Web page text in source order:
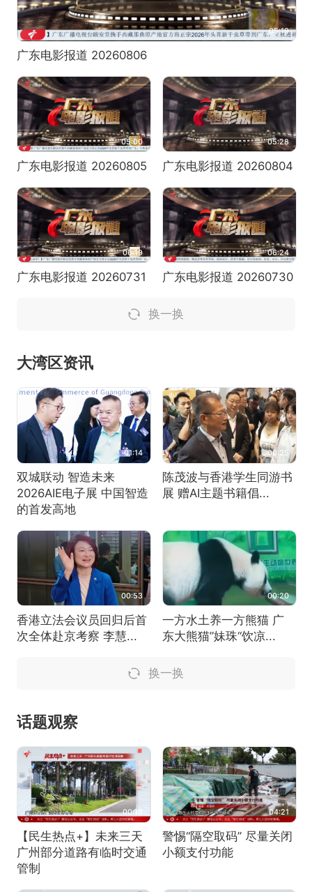
05:19
广东电影报道 20260806
05:00
广东电影报道 20260805
05:28
广东电影报道 20260804
06:19
广东电影报道 20260731
06:24
广东电影报道 20260730
换一换
大湾区资讯
01:14
双城联动 智造未来
2026AIE电子展 中国智造
的首发高地
00:25
陈茂波与香港学生同游书
展 赠AI主题书籍倡...
00:53
香港立法会议员回归后首
次全体赴京考察 李慧...
00:20
一方水土养一方熊猫 广
东大熊猫”妹珠“饮凉...
换一换
话题观察
00:18
【民生热点+】未来三天
广州部分道路有临时交通
管制
04:21
警惕“隔空取码” 尽量关闭
小额支付功能